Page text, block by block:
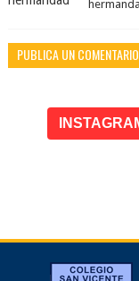
PUBLICA UN COMENTARIO